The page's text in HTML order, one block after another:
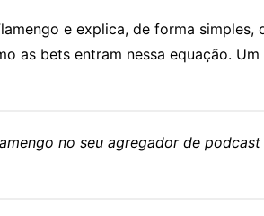
e explica, de forma
as bets entram nessa equação.
no seu agregador de